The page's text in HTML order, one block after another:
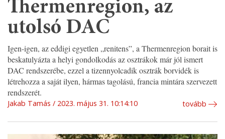
Thermenregion, az
utolsó DAC
Igen-igen, az eddigi egyetlen „renitens”, a Thermenregion borait is
beskatulyázta a helyi gondolkodás az osztrákok már jól ismert
DAC rendszerébe, ezzel a tizennyolcadik osztrák borvidék is
létrehozza a saját ilyen, hármas tagolású, francia mintára szervezett
rendszerét.
Jakab Tamás 2023. május 31. 10:14:10 tovább